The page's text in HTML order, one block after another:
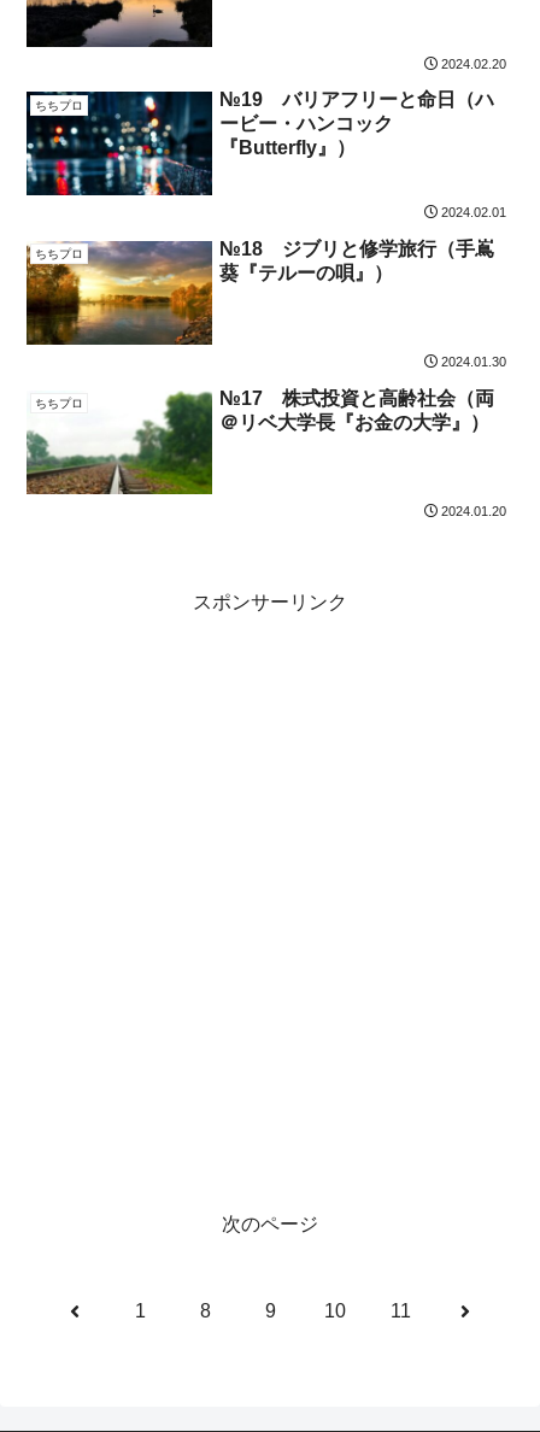
2024.02.20
ちちプロ
№19 バリアフリーと命日（ハ
ービー・ハンコック
『Butterfly』）
2024.02.01
ちちプロ
№18 ジブリと修学旅行（手嶌
葵『テルーの唄』）
2024.01.30
ちちプロ
№17 株式投資と高齢社会（両
＠リベ大学長『お金の大学』）
2024.01.20
スポンサーリンク
次のページ
前 1 8 9 10 11 次